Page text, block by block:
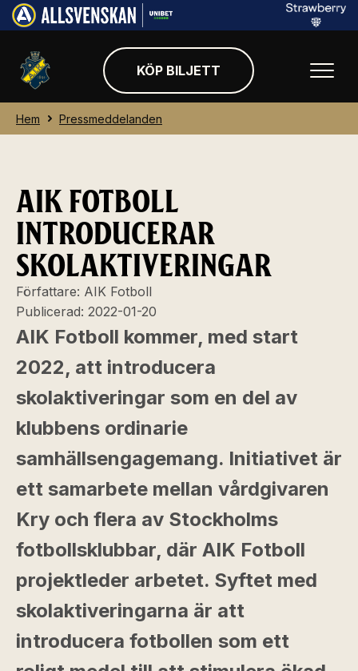
KÖP BILJETT
Hem Pressmeddelanden
AIK FOTBOLL
INTRODUCERAR
SKOLAKTIVERINGAR
Författare: AIK Fotboll
Publicerad: 2022-01-20
AIK Fotboll kommer, med start
2022, att introducera
skolaktiveringar som en del av
klubbens ordinarie
samhällsengagemang. Initiativet är
ett samarbete mellan vårdgivaren
Kry och flera av Stockholms
fotbollsklubbar, där AIK Fotboll
projektleder arbetet. Syftet med
skolaktiveringarna är att
introducera fotbollen som ett